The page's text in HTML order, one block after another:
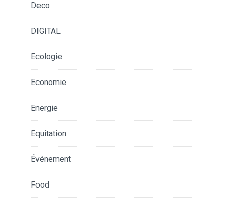
Deco
DIGITAL
Ecologie
Economie
Energie
Equitation
Événement
Food